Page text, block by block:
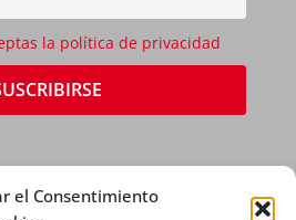
el Consentimiento
la política de privacidad